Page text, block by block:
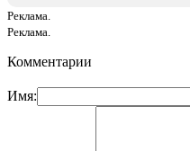
Реклама.
Реклама.
Комментарии
Имя: